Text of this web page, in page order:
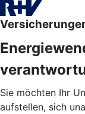
Sie möchten Ihr
aufstellen, sich